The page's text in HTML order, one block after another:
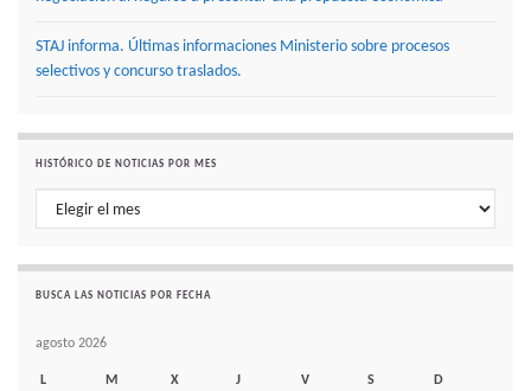
STAJ informa. Últimas informaciones Ministerio sobre procesos
selectivos y concurso traslados.
HISTÓRICO DE NOTICIAS POR MES
Histórico de noticias por mes
BUSCA LAS NOTICIAS POR FECHA
agosto 2026
L M X J V S
D